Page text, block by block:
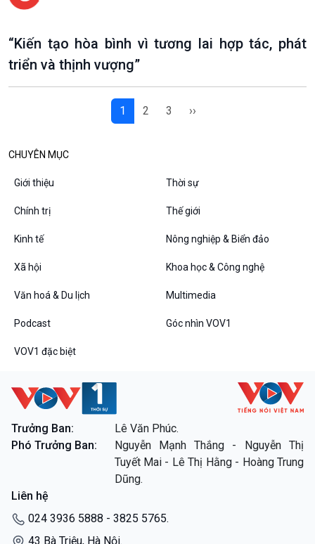
“Kiến tạo hòa bình vì tương lai hợp tác, phát
triển và thịnh vượng”
1 2 3 ››
CHUYÊN MỤC
Giới thiệu Thời sự
Chính trị Thế giới
Kinh tế Nông nghiệp & Biển đảo
Xã hội Khoa học & Công nghệ
Văn hoá & Du lịch Multimedia
Podcast Góc nhìn VOV1
VOV1 đặc biệt
Trưởng Ban:
Lê Văn Phúc.
Phó Trưởng Ban:
Nguyễn Mạnh Thắng - Nguyễn Thị
Tuyết Mai - Lê Thị Hằng - Hoàng Trung
Dũng.
Liên hệ
024 3936 5888 - 3825 5765.
43 Bà Triệu, Hà Nội.